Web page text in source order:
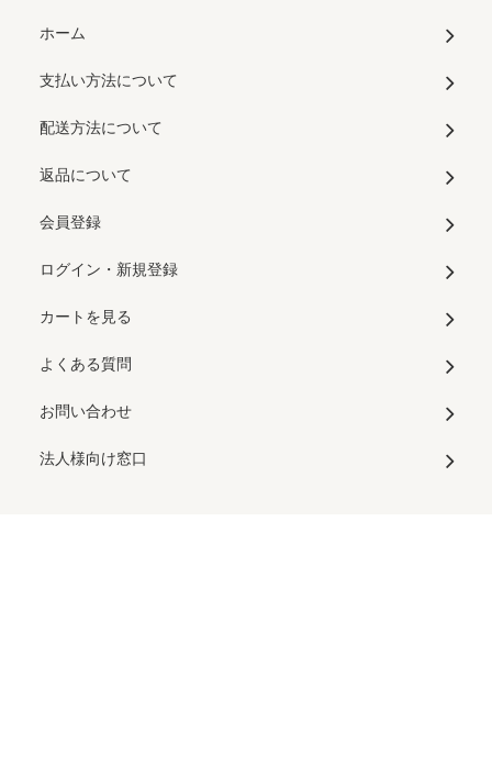
ホーム
支払い方法について
配送方法について
返品について
会員登録
ログイン・新規登録
カートを見る
よくある質問
お問い合わせ
法人様向け窓口